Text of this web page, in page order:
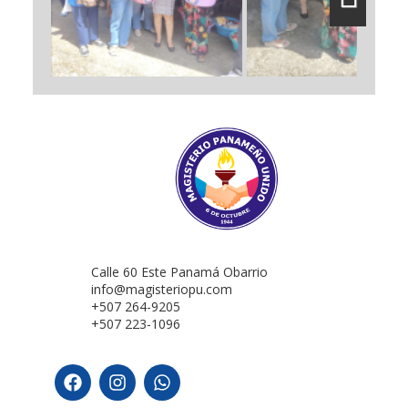
Next
Calle 60 Este Panamá Obarrio
info@magisteriopu.com
+507 264-9205
+507 223-1096